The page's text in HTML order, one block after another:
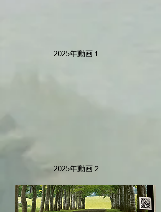
2025年動画１
​2025年動画２